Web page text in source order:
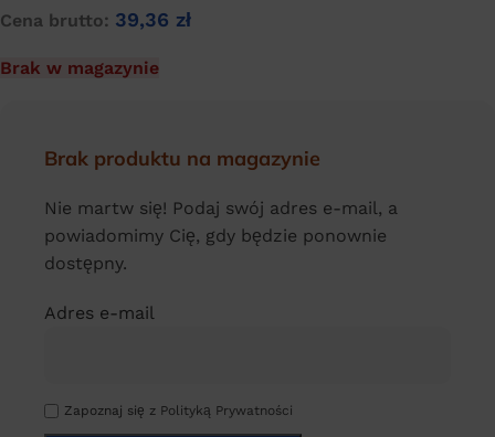
Cena brutto: 39,36 zł
Brak w magazynie
Brak produktu na magazynie
Nie martw się! Podaj swój adres e-mail, a
powiadomimy Cię, gdy będzie ponownie
dostępny.
Adres e-mail
Zapoznaj się z Polityką Prywatności